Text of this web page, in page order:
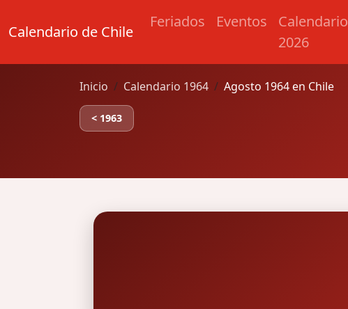
Calendario de Chile
Feriados Eventos
Calendario
2026
Inicio Calendario 1964 Agosto 1964 en Chile
< 1963